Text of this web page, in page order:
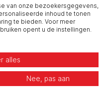
van onze bezoekersgegevens,
inhoud te tonen
te bieden. Voor meer
opent u de instellingen.
alles
Nee, pas aan